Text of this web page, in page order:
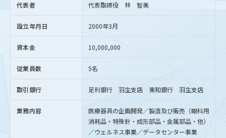
代表者 代表取締役 林 智美
設立年月日 2000年3月
資本金 10,000,000
従業員数 5名
取引銀行 足利銀行 羽生支店 東和銀行 羽生支店
業務内容
医療器具の企画開発／製造及び販売（眼科用
消耗品・特殊針・成形部品・金属部品・他）
／ウェルネス事業／データセンター事業